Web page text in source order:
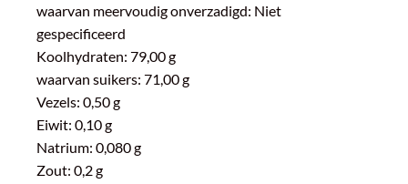
waarvan meervoudig onverzadigd: Niet
gespecificeerd
Koolhydraten: 79,00 g
waarvan suikers: 71,00 g
Vezels: 0,50 g
Eiwit: 0,10 g
Natrium: 0,080 g
Zout: 0,2 g